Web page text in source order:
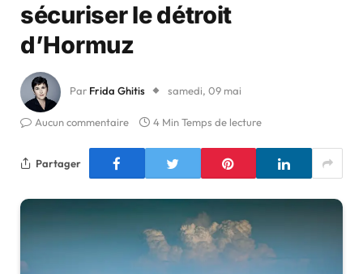
sécuriser le détroit
d’Hormuz
Par Frida Ghitis samedi, 09 mai
Aucun commentaire 4 Min Temps de lecture
Partager